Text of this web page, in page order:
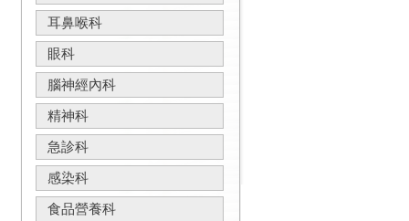
耳鼻喉科
眼科
腦神經內科
精神科
急診科
感染科
食品營養科